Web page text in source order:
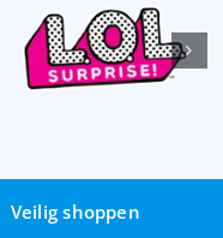
Veilig shoppen